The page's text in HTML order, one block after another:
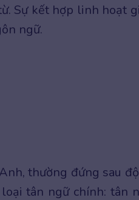
Sự kết hợp linh hoạt
ngữ.
thường đứng sau
tân ngữ chính: tân